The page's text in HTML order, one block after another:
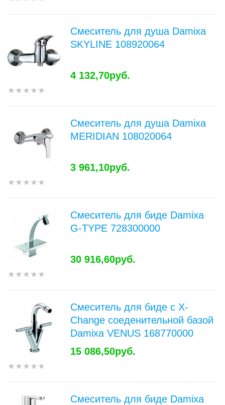
Смеситель для душа Damixa
SKYLINE 108920064
4 132,70руб.
Смеситель для душа Damixa
MERIDIAN 108020064
3 961,10руб.
Смеситель для биде Damixa
G-TYPE 728300000
30 916,60руб.
Смеситель для биде с X-
Change соеденительной базой
Damixa VENUS 168770000
15 086,50руб.
Смеситель для биде Damixa